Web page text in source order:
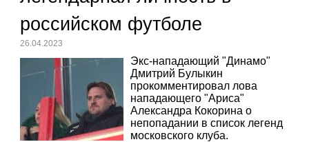
российском футболе
26.04.2023
Экс-нападающий "Динамо"
Дмитрий Булыкин
прокомментировал лова
нападающего "Ариса"
Александра Кокорина о
непопадании в список легенд
московского клуба.